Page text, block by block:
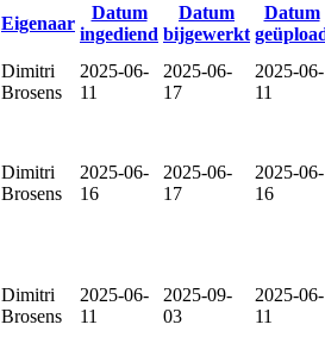
Eigenaar
Datum
ingediend
Datum
bijgewerkt
Datum
Dimitri
Brosens
2025-06-
11
2025-06-
17
2025-06-
11
Dimitri
Brosens
2025-06-
16
2025-06-
17
2025-06-
16
Dimitri
Brosens
2025-06-
11
2025-09-
03
2025-06-
11